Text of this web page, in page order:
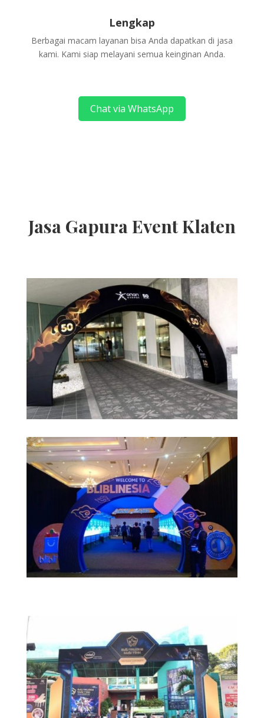
Lengkap
Berbagai macam layanan bisa Anda dapatkan di jasa
kami. Kami siap melayani semua keinginan Anda.
Chat via WhatsApp
Jasa Gapura Event Klaten